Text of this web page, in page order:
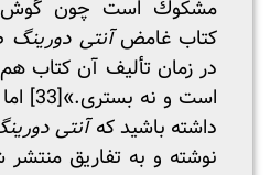
مشکوك است چون گوش
کتاب غامضآنتی دورینگ
در زمان تألیف آن کتاب
است و نه بستری.»[33]
داشته باشید کهآنتی
نوشته و به تفاریق